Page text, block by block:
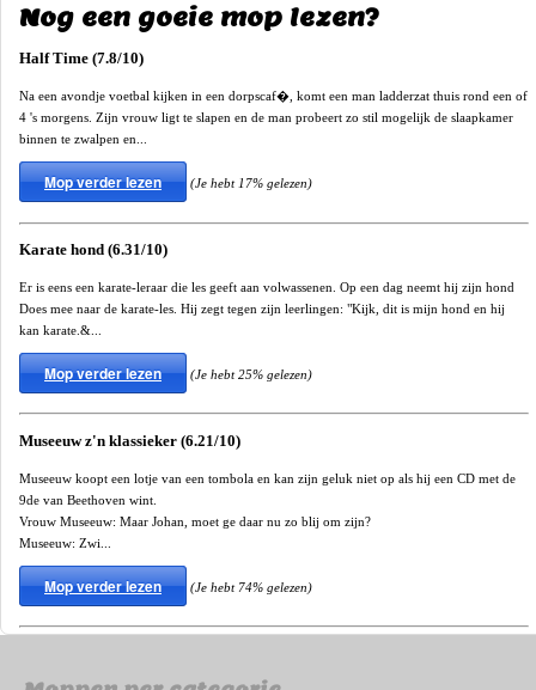
Nog een goeie mop lezen?
Half Time (7.8/10)
Na een avondje voetbal kijken in een dorpscaf�, komt een man ladderzat thuis rond een of
4 's morgens. Zijn vrouw ligt te slapen en de man probeert zo stil mogelijk de slaapkamer
binnen te zwalpen en...
Mop verder lezen (Je hebt 17% gelezen)
Karate hond (6.31/10)
Er is eens een karate-leraar die les geeft aan volwassenen. Op een dag neemt hij zijn hond
Does mee naar de karate-les. Hij zegt tegen zijn leerlingen: "Kijk, dit is mijn hond en hij
kan karate.&...
Mop verder lezen (Je hebt 25% gelezen)
Museeuw z'n klassieker (6.21/10)
Museeuw koopt een lotje van een tombola en kan zijn geluk niet op als hij een CD met de
9de van Beethoven wint.
Vrouw Museeuw: Maar Johan, moet ge daar nu zo blij om zijn?
Museeuw: Zwi...
Mop verder lezen (Je hebt 74% gelezen)